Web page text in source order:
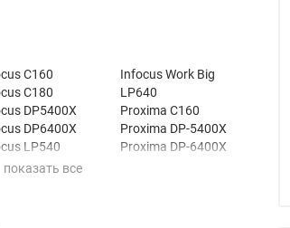
C160
C180
DP5400X
DP6400X
LP540
LP640
Infocus Work Big
LP640
Proxima C160
Proxima DP-5400X
Proxima DP-6400X